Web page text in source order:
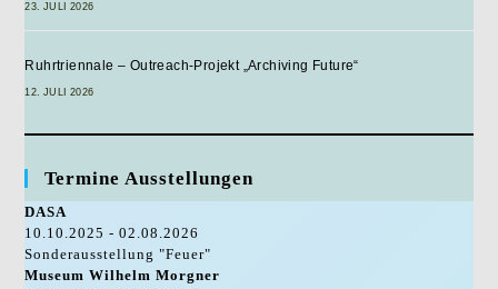
23. JULI 2026
Ruhrtriennale – Outreach-Projekt „Archiving Future“
12. JULI 2026
Termine Ausstellungen
DASA
10.10.2025 - 02.08.2026
Sonderausstellung "Feuer"
Museum Wilhelm Morgner